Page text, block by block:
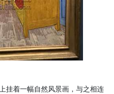
挂着一幅自然风景画，与之相连